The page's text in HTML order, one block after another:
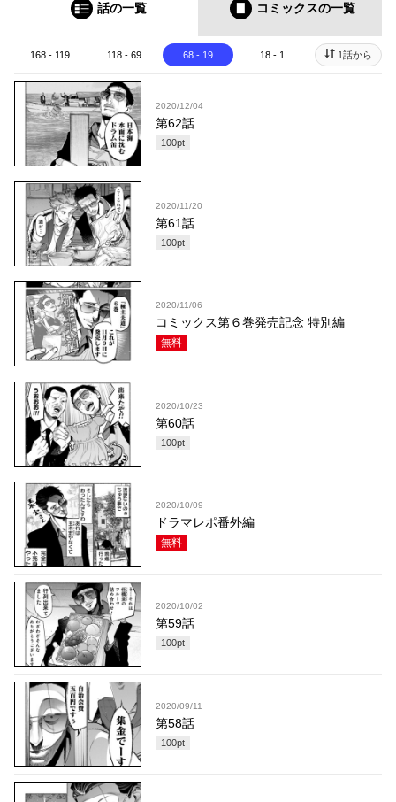
話の一覧 コミックスの一覧
168 - 119 118 - 69 68 - 19 18 - 1 1話から
2020/12/04
第62話
100pt
2020/11/20
第61話
100pt
2020/11/06
コミックス第６巻発売記念 特別編
無料
2020/10/23
第60話
100pt
2020/10/09
ドラマレポ番外編
無料
2020/10/02
第59話
100pt
2020/09/11
第58話
100pt